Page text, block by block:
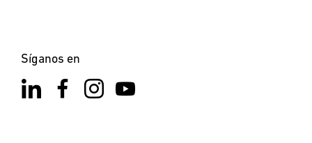
Síganos en